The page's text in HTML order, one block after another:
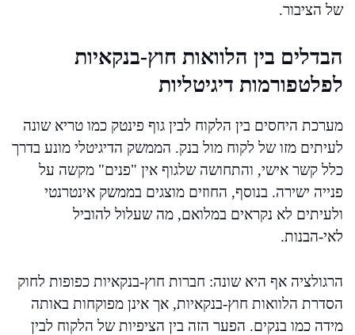
של הציבור.
הבדלים בין הלוואות חוץ-בנקאיות
לפלטפורמות דיגיטליות
מערכת היחסים בין הלקוח לבין גוף פינטק כמו טריא שונה
לעיתים מזו של לקוח מול בנק. הממשק הדיגיטלי מונע בדרך
כלל קשר אישי, והתחושה שלגוף אין "פנים" מקשה על
פנייה ישירה. בנוסף, החוזים מוצגים בממשק אינטרנטי
ולעיתים לא נקראים במלואם, מה שעלול להוביל
לאי-הבנות.
הרגולציה אף היא שונה: חברות חוץ-בנקאיות כפופות לחוק
הסדרת הלוואות חוץ-בנקאיות, אך אינן מפוקחות באותה
מידה כמו בנקים. הפער הזה בין הציפיות של הלקוח לבין